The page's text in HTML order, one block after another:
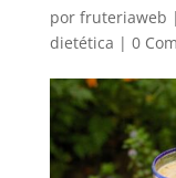
por fruteriaweb |
dietética | 0